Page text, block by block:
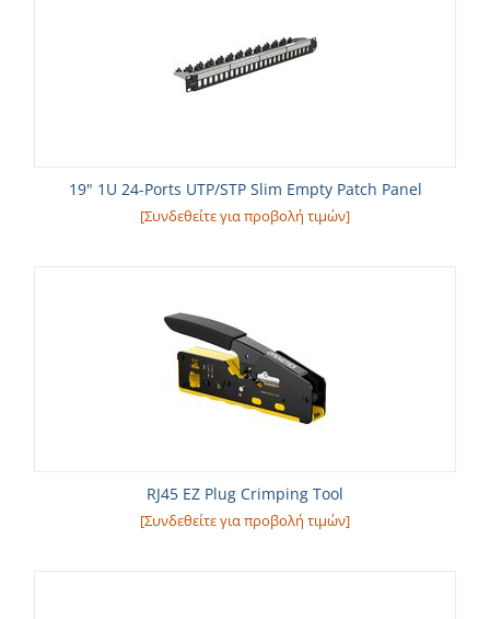
19" 1U 24-Ports UTP/STP Slim Empty Patch Panel
[Συνδεθείτε για προβολή τιμών]
RJ45 EZ Plug Crimping Tool
[Συνδεθείτε για προβολή τιμών]